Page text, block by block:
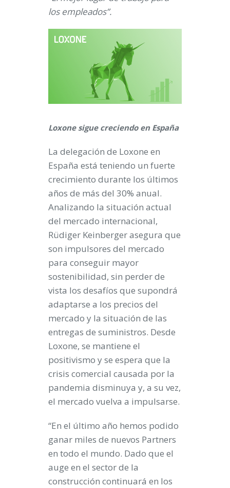
los empleados”.
Loxone sigue creciendo en España
La delegación de Loxone en
España está teniendo un fuerte
crecimiento durante los últimos
años de más del 30% anual.
Analizando la situación actual
del mercado internacional,
Rüdiger Keinberger asegura que
son impulsores del mercado
para conseguir mayor
sostenibilidad, sin perder de
vista los desafíos que supondrá
adaptarse a los precios del
mercado y la situación de las
entregas de suministros. Desde
Loxone, se mantiene el
positivismo y se espera que la
crisis comercial causada por la
pandemia disminuya y, a su vez,
el mercado vuelva a impulsarse.
“En el último año hemos podido
ganar miles de nuevos Partners
en todo el mundo. Dado que el
auge en el sector de la
construcción continuará en los